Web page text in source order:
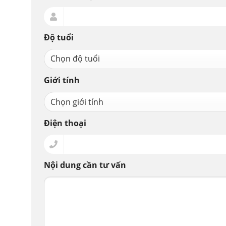
Nội dung cần tư vấn
Độ tuổi
Giới tính
Điện thoại